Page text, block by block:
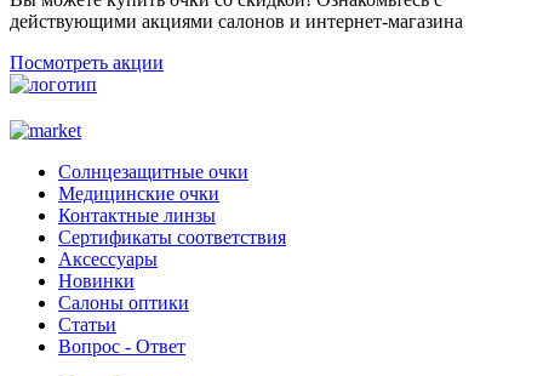
действующими акциями салонов и интернет-магазина
Посмотреть акции
Солнцезащитные очки
Медицинские очки
Контактные линзы
Сертификаты соответствия
Аксессуары
Новинки
Салоны оптики
Статьи
Вопрос - Ответ